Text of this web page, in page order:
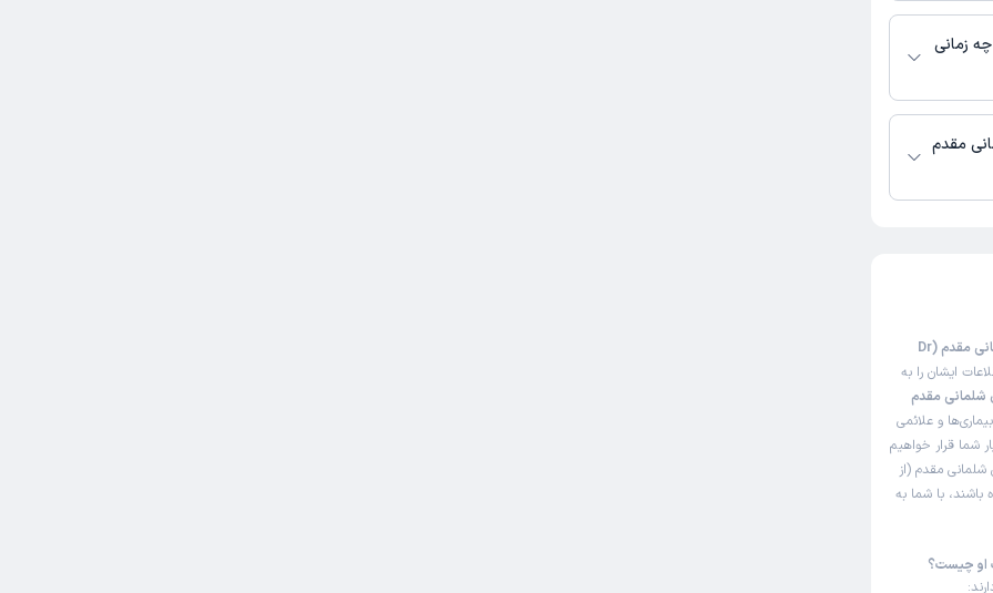
شلمانی مقدم
زمانی
مقدم
این صفحه مثل سایت نوبت‌دهی اینترنتی دکتر سهیلا محمدی شلمانی مقدم (Dr
ایشان را به
شلمانی مقدم
و علائمی
شما قرار خواهیم
مقدم (از
باشند، با شما به
او چیست؟